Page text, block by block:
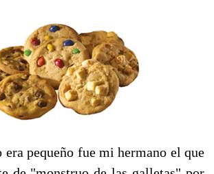
era pequeño fue mi hermano el que